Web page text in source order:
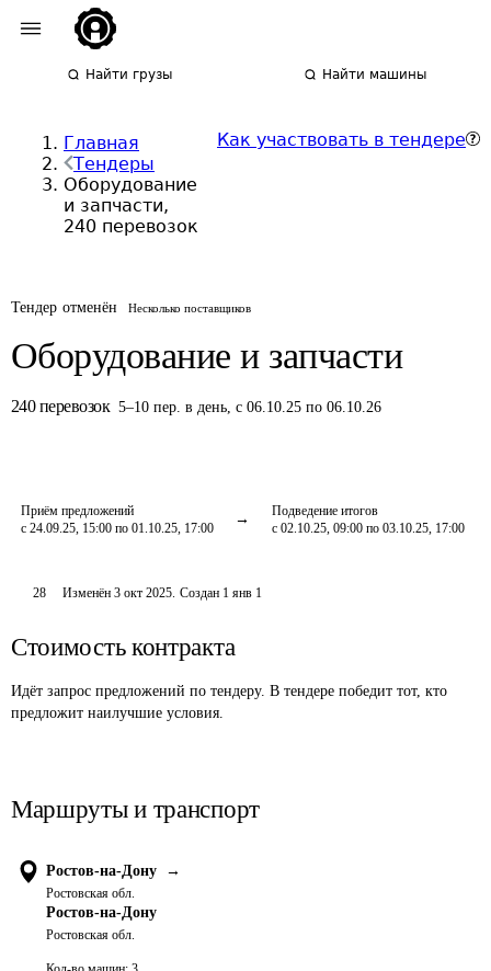
Найти грузы Найти машины
Главная
Тендеры
Оборудование
и запчасти,
240 перевозок
Как участвовать в тендере
Тендер отменён Несколько поставщиков
Оборудование и запчасти
240 перевозок 5–10 пер. в день,с 06.10.25 по 06.10.26
Приём предложений
с 24.09.25, 15:00 по 01.10.25, 17:00
Подведение итогов
с 02.10.25, 09:00 по 03.10.25, 17:00
28 Изменён3 окт 2025. Создан 1 янв 1
Стоимость контракта
Идёт запрос предложений по тендеру. В тендере победит тот, кто
предложит наилучшие условия.
Маршруты и транспорт
Ростов-на-Дону →
Ростовская обл.
Ростов-на-Дону
Ростовская обл.